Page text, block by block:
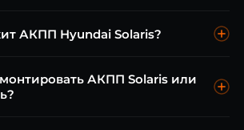
от 8 000 ₽, капитальный ремонт от 20
АКПП Hyundai Solaris?
проблемы начинаются к 80 000–100
АКПП Solaris или